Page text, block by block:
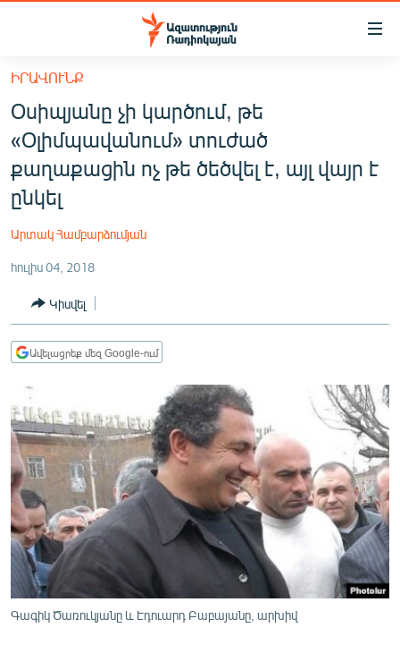
Մատչելիության
հիմնական
բովանդակությանը
Անցնել
հիմնական
մենյուին
Որոնում
ՀԱՅԱՍՏԱՆ
ՔԱՂԱՔԱԿԱՆ
ԸՆՏՐՈՒԹՅՈՒՆՆԵՐ 2026
ՊԱՏԵՐԱԶՄԻ 6 ՇԱԲԱԹՆԵՐԸ
ՏԱՐԱԾԱՇՐՋԱՆ
ՄԻՋԱԶԳԱՅԻՆ
ՄՇԱԿՈՒՅԹ
ՍՊՈՐՏ
ՄԵԿՆԱԲԱՆՈՒԹՅՈՒՆ
ՏՏ ԵՒ ԻՆՏԵՐՆԵՏ
ԿՈՐՈՆԱՎԻՐՈՒՍ
ԱՐԽԻՎ
ԻՐԱՎՈՒՆՔ
Օսիպյանը չի կարծում, թե
«Օլիմպավանում» տուժած
քաղաքացին ոչ թե ծեծվել է, այլ վայր է
ընկել
Արտակ Համբարձումյան
հուլիս 04, 2018
Կիսվել
Ավելացրեք մեզ Google-ում
Գագիկ Ծառուկյանը և Էդուարդ Բաբայանը, արխիվ